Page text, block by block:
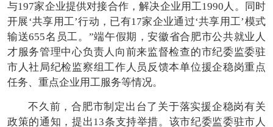
与197家企业提供对接合作，解决企业用工1990人。同时
开展‘共享用工’行动，已有17家企业通过‘共享用工’模式
输送655名员工。”端午假期，安徽省合肥市公共就业人
才服务管理中心负责人向前来监督检查的市纪委监委驻
市人社局纪检监察组工作人员反馈本单位援企稳岗重点
任务、重点企业用工服务等情况。
不久前，合肥市制定出台了关于落实援企稳岗有关
政策的通知，提出13条支持举措。该市纪委监委驻市人